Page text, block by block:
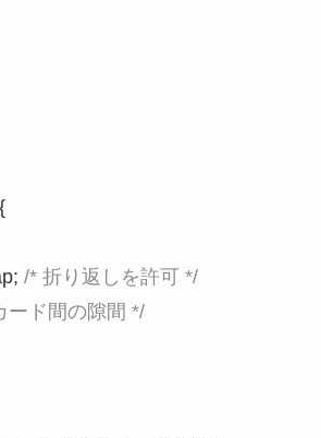
/* 折り返しを許可 */
ード間の隙間 */